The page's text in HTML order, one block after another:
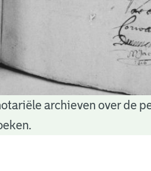
archieven over de